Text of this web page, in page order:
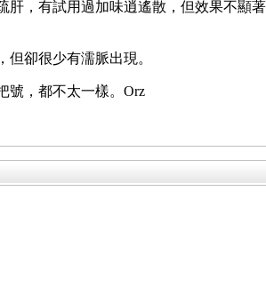
，有試用過加味逍遙散，但效果不顯
卻很少有濡脈出現。
號，都不太一樣。Orz